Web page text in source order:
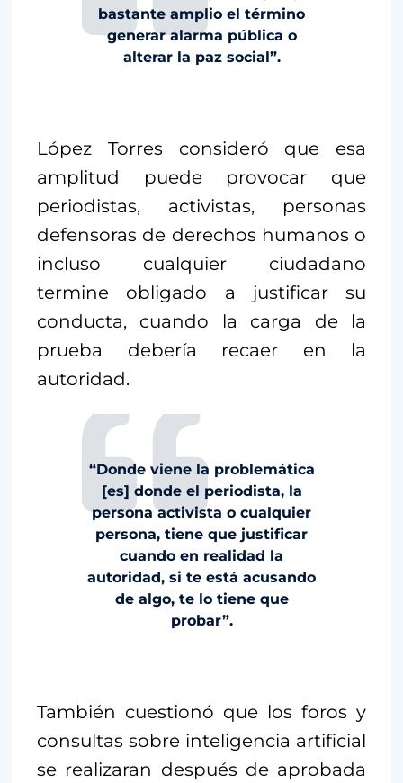
bastante amplio el término
generar alarma pública o
alterar la paz social”.
López Torres consideró que esa
amplitud puede provocar que
periodistas, activistas, personas
defensoras de derechos humanos o
incluso cualquier ciudadano
termine obligado a justificar su
conducta, cuando la carga de la
prueba debería recaer en la
autoridad.
“Donde viene la problemática
[es] donde el periodista, la
persona activista o cualquier
persona, tiene que justificar
cuando en realidad la
autoridad, si te está acusando
de algo, te lo tiene que
probar”.
También cuestionó que los foros y
consultas sobre inteligencia artificial
se realizaran después de aprobada